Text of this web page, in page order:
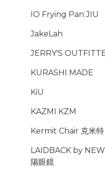
IO Frying Pan JIU
JakeLah
JERRY'S
KURASHI MADE
KiU
KAZMI KZM
Kermit Chair 克米特
LAIDBACK by
陽眼鏡